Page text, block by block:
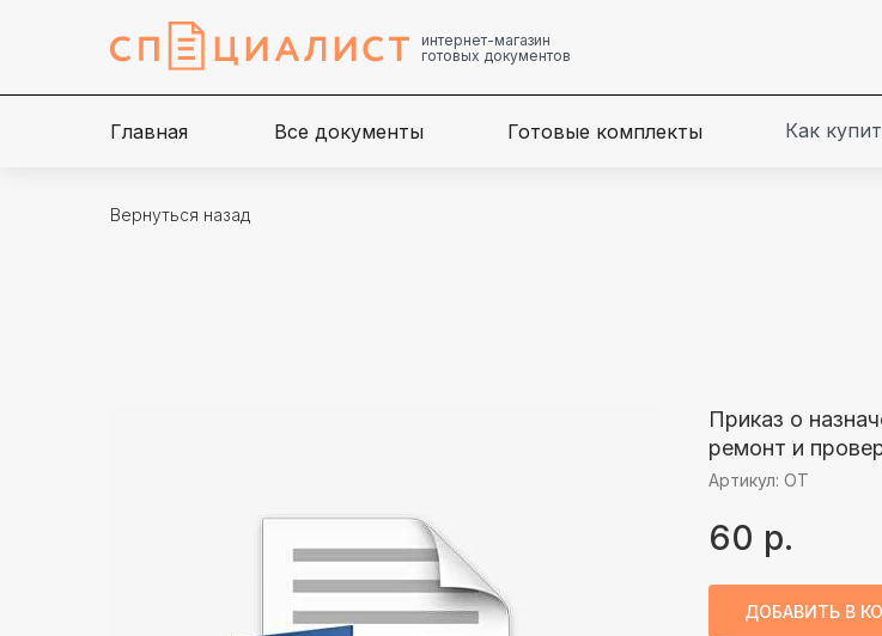
интернет-магазин
готовых документов
Главная Все документы Готовые комплекты Как
Вернуться назад
Приказ о
ремонт и
Артикул: ОТ
60 р.
ДОБАВИТЬ В